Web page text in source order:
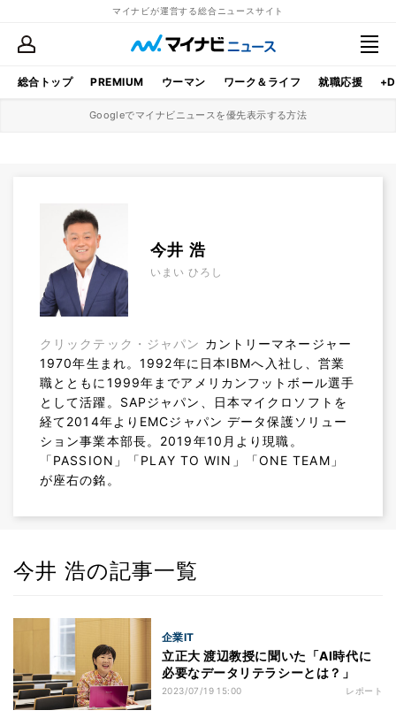
マイナビが運営する総合ニュースサイト
総合トップ PREMIUM ウーマン ワーク＆ライフ 就職応援
Googleでマイナビニュースを優先表示する方法
今井 浩
いまい ひろし
クリックテック・ジャパン カントリーマネージャー
1970年生まれ。1992年に日本IBMへ入社し、営業
職とともに1999年までアメリカンフットボール選手
として活躍。SAPジャパン、日本マイクロソフトを
経て2014年よりEMCジャパン データ保護ソリュー
ション事業本部長。2019年10月より現職。
「PASSION」「PLAY TO WIN」「ONE TEAM」
が座右の銘。
今井 浩の記事一覧
企業IT
立正大 渡辺教授に聞いた「AI時代に
必要なデータリテラシーとは？」
2023/07/19 15:00 レポート